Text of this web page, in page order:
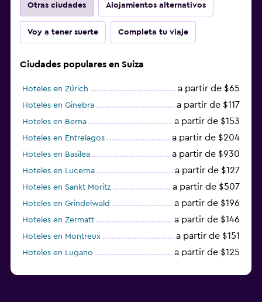
Otras ciudades Alojamientos alternativos
Voy a tener suerte Completa tu viaje
Ciudades populares en Suiza
Hoteles en Zúrich a partir de $65
Hoteles en Ginebra a partir de $117
Hoteles en Berna a partir de $153
Hoteles en Entrelagos a partir de $204
Hoteles en Basilea a partir de $930
Hoteles en Lucerna a partir de $127
Hoteles en Sankt Moritz a partir de $507
Hoteles en Grindelwald a partir de $196
Hoteles en Zermatt a partir de $146
Hoteles en Montreux a partir de $151
Hoteles en Lugano a partir de $125